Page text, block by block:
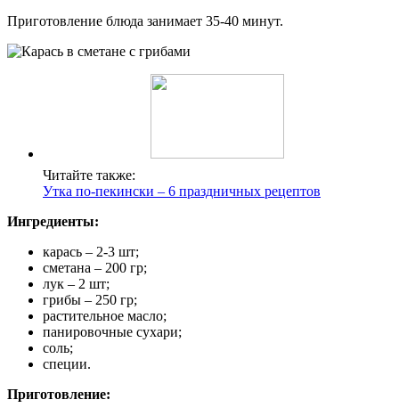
Приготовление блюда занимает 35-40 минут.
Читайте также:
Утка по-пекински – 6 праздничных рецептов
Ингредиенты:
карась – 2-3 шт;
сметана – 200 гр;
лук – 2 шт;
грибы – 250 гр;
растительное масло;
панировочные сухари;
соль;
специи.
Приготовление: